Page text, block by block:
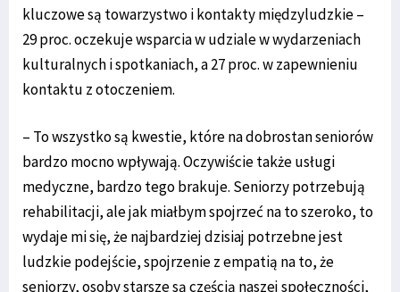
kluczowe są towarzystwo i kontakty międzyludzkie –
29 proc. oczekuje wsparcia w udziale w wydarzeniach
kulturalnych i spotkaniach, a 27 proc. w zapewnieniu
kontaktu z otoczeniem.
– To wszystko są kwestie, które na dobrostan seniorów
bardzo mocno wpływają. Oczywiście także usługi
medyczne, bardzo tego brakuje. Seniorzy potrzebują
rehabilitacji, ale jak miałbym spojrzeć na to szeroko, to
wydaje mi się, że najbardziej dzisiaj potrzebne jest
ludzkie podejście, spojrzenie z empatią na to, że
seniorzy, osoby starsze są częścią naszej społeczności,